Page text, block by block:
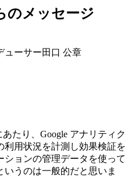
のメッセージ
ューサー田口 公章
たり、Google アナリティク
利用状況を計測し効果検証を
ションの管理データを使って
うのは一般的だと思いま